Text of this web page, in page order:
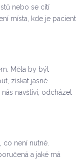
nebo se cítí
místa, kde je pacient
Měla by být
získat jasné
navštíví, odcházel
není nutné.
a jaké má